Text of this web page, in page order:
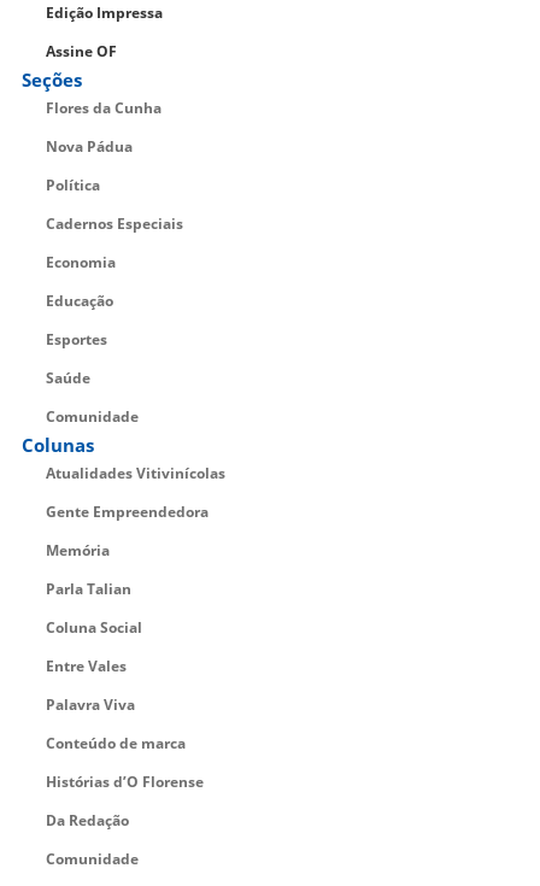
Edição Impressa
Assine OF
Seções
Flores da Cunha
Nova Pádua
Política
Cadernos Especiais
Economia
Educação
Esportes
Saúde
Comunidade
Colunas
Atualidades Vitivinícolas
Gente Empreendedora
Memória
Parla Talian
Coluna Social
Entre Vales
Palavra Viva
Conteúdo de marca
Histórias d’O Florense
Da Redação
Comunidade